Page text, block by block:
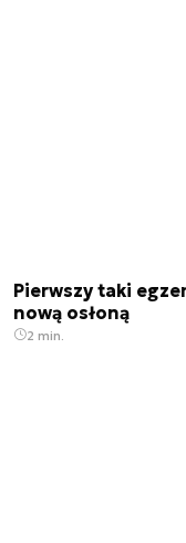
Pierwszy taki
nową osłoną
2 min.